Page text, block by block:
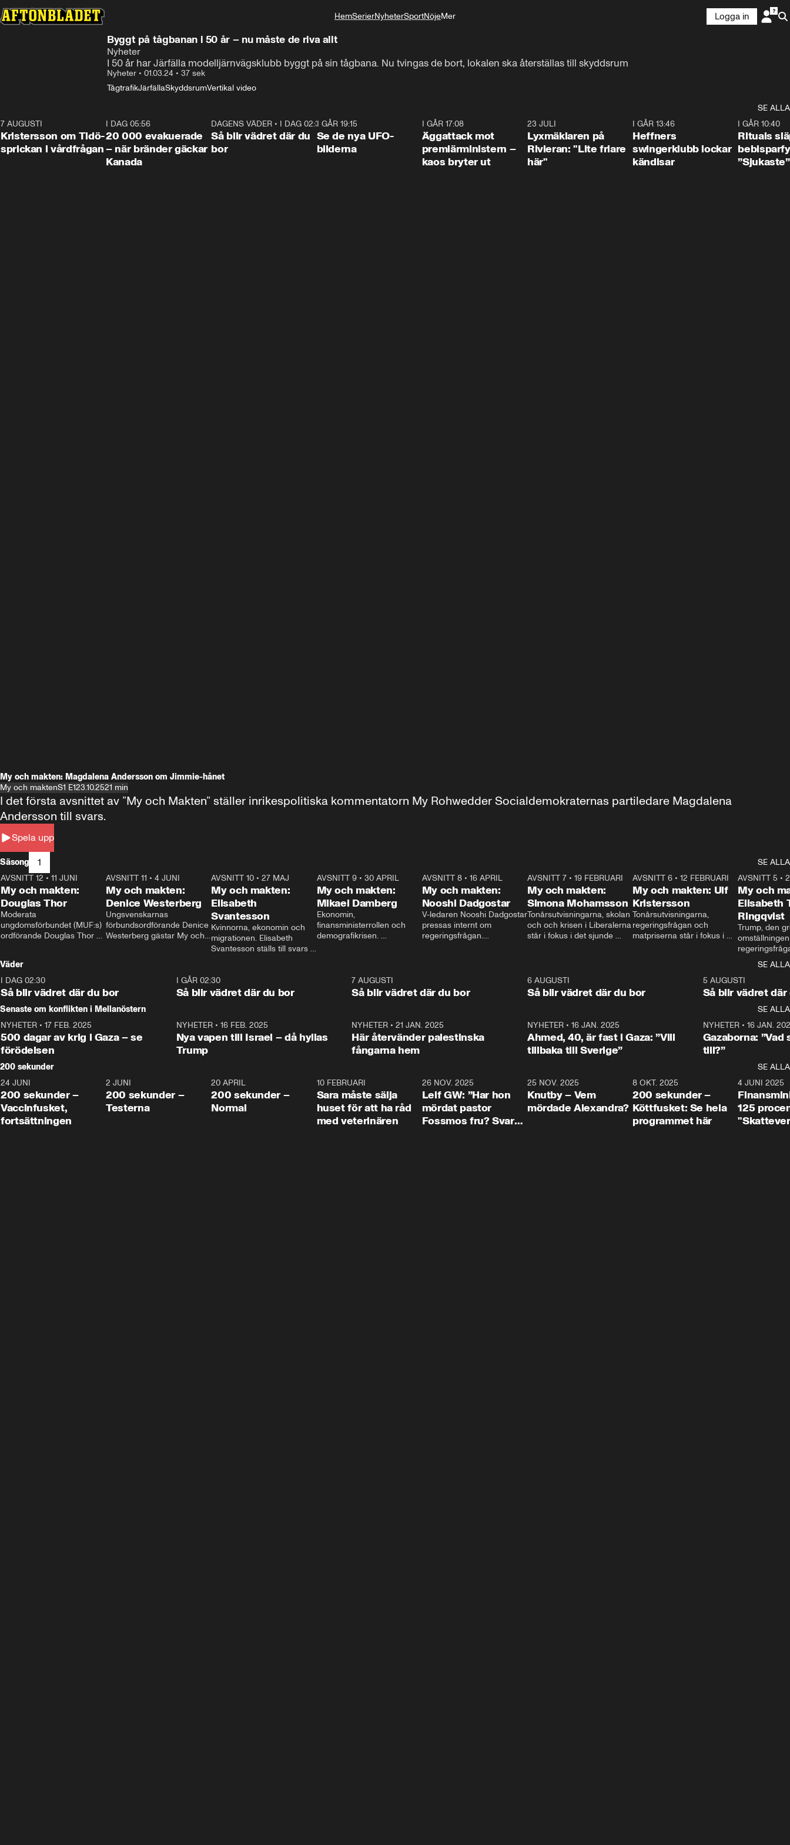
HemSerierNyheterSportNöjeMer
Logga in
Byggt på tågbanan i 50 år – nu måste de riva allt
Nyheter
I 50 år har Järfälla modelljärnvägsklubb byggt på sin tågbana. Nu tvingas de bort, lokalen ska återställas till skyddsrum
Nyheter • 01.03.24 • 37 sek
TågtrafikJärfällaSkyddsrumVertikal video
SE ALLA
7 AUGUSTI
Kristersson om Tidö-
sprickan i vårdfrågan
I DAG 05:56
20 000 evakuerade
– när bränder gäckar
Kanada
1:06
DAGENS VÄDER • I DAG 02:30
Så blir vädret där du
bor
I GÅR 19:15
Se de nya UFO-
bilderna
I GÅR 17:08
Äggattack mot
premiärministern –
kaos bryter ut
23 JULI
Lyxmäklaren på
Rivieran: "Lite friare
här"
I GÅR 13:46
Heffners
swingerklubb lockar
kändisar
I GÅR 10:40
Rituals
”Sjukaste”
My och makten: Magdalena Andersson om Jimmie-hånet
My och maktenS1 E123.10.2521 min
Spela upp
I det första avsnittet av ”My och Makten” ställer inrikespolitiska kommentatorn My Rohwedder Socialdemokraternas partiledare Magdalena
Andersson till svars.
Säsong 1
SE ALLA
26:27
AVSNITT 12 • 11 JUNI
My och makten:
Douglas Thor
Moderata
ungdomsförbundet (MUF:s)
ordförande Douglas Thor
tonårsutvisningarna och hur
Moderaterna ska locka
väljare till valet i höst.
23:40
AVSNITT 11 •4 JUNI
My och makten:
Denice Westerberg
Ungsvenskarnas
förbundsordförande Denice
Westerberg gästar My och
AVSNITT 10 •27 MAJ
My och makten:
Elisabeth
Svantesson
Kvinnorna, ekonomin och
migrationen. Elisabeth
Svantesson ställs till svars
AVSNITT 9• 30 APRIL
My och makten:
Mikael Damberg
Ekonomin,
finansministerrollen och
demografikrisen.
och Makten.
AVSNITT 8• 16 APRIL
My och makten:
Nooshi Dadgostar
V-ledaren Nooshi Dadgostar
pressas internt om
regeringsfrågan.
– Vi ställer upp i val. Ska vi
vara med så sitter vi förstås
24:30
AVSNITT 7• 19 FEBRUARI
My och makten:
Simona Mohamsson
Tonårsutvisningarna, skolan
och och krisen i Liberalerna
står i fokus i det sjunde
kommentator My
Rohwedder ställer
utbildnings- och
Mohamsson till svars.
27:30
AVSNITT 6 •12 FEBRUARI
My och makten: Ulf
Kristersson
Tonårsutvisningarna,
regeringsfrågan och
matpriserna står i fokus i
Rohwedder ställer
statsminister Ulf Kristersson
AVSNITT 5 •
My och
Elisabeth
Ringqvist
Trump, den
centrum i
avsnittet av
Makten”. Se
Aftonbladets
Rohwedder
Thand Ring
Väder
SE ALLA
I DAG 02:30
Så blir vädret där du bor
1:06
I GÅR 02:30
Så blir vädret där du bor
7 AUGUSTI
Så blir vädret där du bor
6 AUGUSTI
Så blir vädret där du bor
5 AUGUSTI
Så blir vädret där
Senaste om konflikten i Mellanöstern
SE ALLA
NYHETER • 17 FEB. 2025
500 dagar av krig i Gaza – se
förödelsen
NYHETER• 16 FEB. 2025
Nya vapen till Israel – då hyllas
Trump
NYHETER •21 JAN. 2025
Här återvänder palestinska
fångarna hem
NYHETER• 16 JAN. 2025
Ahmed, 40, är fast i Gaza: ”Vill
tillbaka till Sverige”
NYHETER• 16 JAN.
Gazaborna:
till?”
200 sekunder
SE ALLA
5:00
24 JUNI
200 sekunder –
Vaccinfusket,
fortsättningen
4:23
2 JUNI
200 sekunder –
Testerna
20 APRIL
200 sekunder –
Normal
10 FEBRUARI
Sara måste sälja
huset för att ha råd
med veterinären
26 NOV. 2025
Leif GW: ”Har hon
mördat pastor
Fossmos fru? Svar
31:05
25 NOV. 2025
Knutby – Vem
mördade Alexandra?
4:29
8 OKT. 2025
200 sekunder –
Köttfusket: Se hela
programmet här
4 JUNI 2025
125